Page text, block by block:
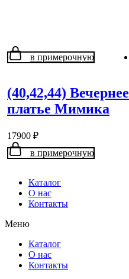
в примерочную
(40,42,44) Вечернее
платье Мимика
17900 ₽
в примерочную
Каталог
О нас
Контакты
Меню
Каталог
О нас
Контакты